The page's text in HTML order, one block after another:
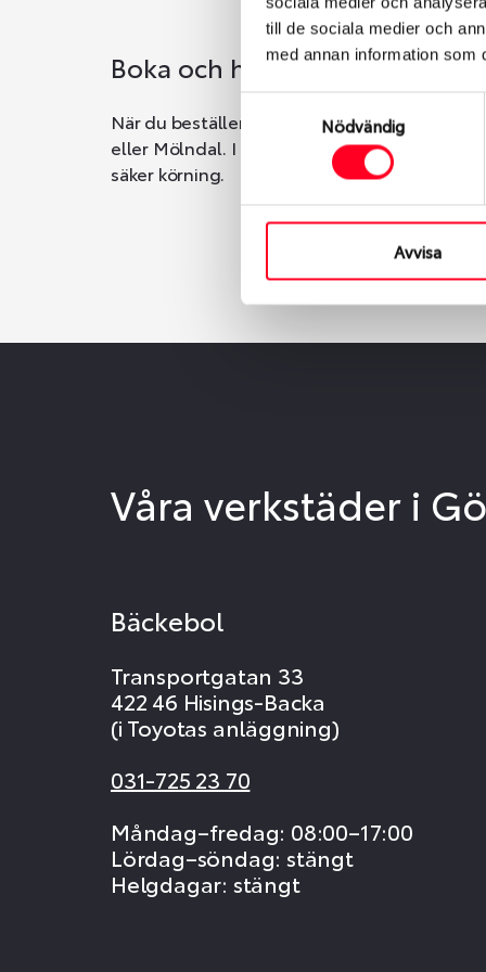
till de sociala medier och
med annan information som
Nödvändig
Avvisa
Boka och hämta hos
När du beställer dina nya däck eller fälgar
eller Mölndal. I beställningen anger du
säker körning.
Våra verkstäder i
Bäckebol
Transportgatan 33
422 46 Hisings-Backa
(i Toyotas anläggning)
031-725 23 70
Måndag–fredag: 08:00–17:00
Lördag–söndag: stängt
Helgdagar: stängt